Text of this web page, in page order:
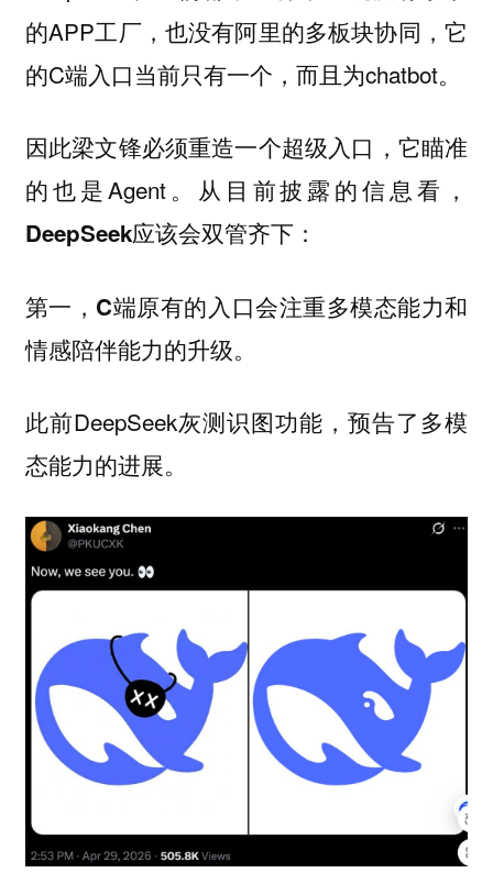
的APP工厂，也没有阿里的多板块协同，它
的C端入口当前只有一个，而且为chatbot。
因此梁文锋必须重造一个超级入口，它瞄准
的也是Agent。 从目前披露的信息看，
DeepSeek应该会双管齐下：
第一，C端原有的入口会注重多模态能力和
情感陪伴能力的升级。
此前DeepSeek灰测识图功能，预告了多模
态能力的进展。